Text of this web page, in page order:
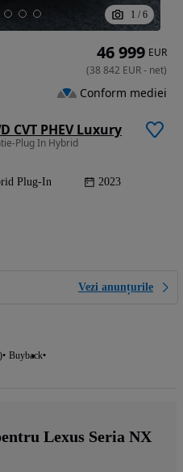
1 / 6
CVT PHEV Luxury
Plug In Hybrid
Plug-In 2023
Vezi anunțurile
Buyback
46 999 EUR
(38 842 EUR- net)
Conform mediei
Lexus Seria NX